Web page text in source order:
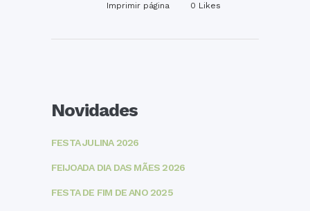
Imprimir página 0 Likes
Novidades
FESTA JULINA 2026
FEIJOADA DIA DAS MÃES 2026
FESTA DE FIM DE ANO 2025